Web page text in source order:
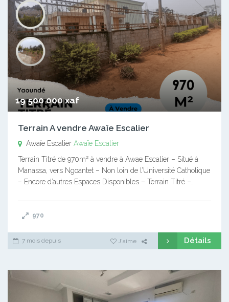
19 500 000 xaf
Terrain A vendre Awaïe Escalier
Awaïe Escalier Awaïe Escalier
Terrain Titré de 970m² à vendre à Awae Escalier – Situé à
Manassa, vers Ngoantet – Non loin de l’Université Catholique
– Encore d’autres Espaces Disponibles – Terrain Titré –…
970
7 mois depuis J'aime Détails